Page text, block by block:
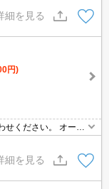
細を見る
円)
せください。 オート
てみませんか？ 詳細
細を見る